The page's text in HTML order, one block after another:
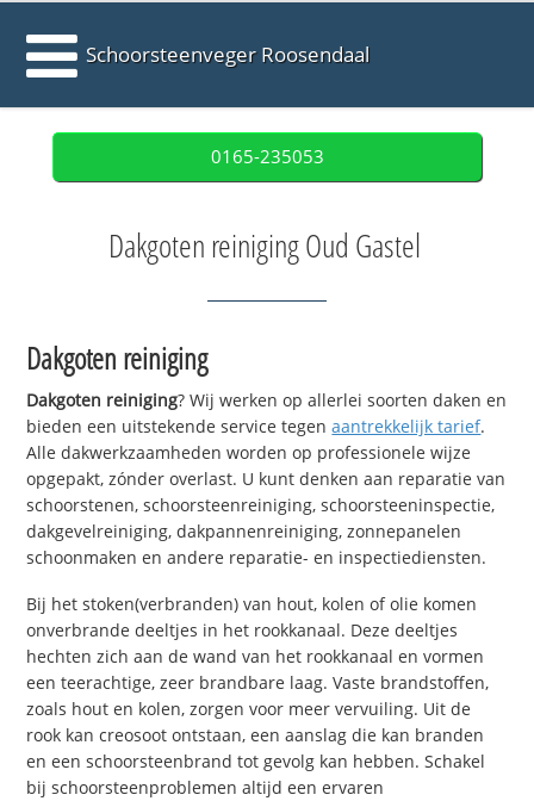
Schoorsteenveger Roosendaal
0165-235053
Dakgoten reiniging Oud Gastel
Dakgoten reiniging
Dakgoten reiniging? Wij werken op allerlei soorten daken en
bieden een uitstekende service tegenaantrekkelijk tarief.
Alle dakwerkzaamheden worden op professionele wijze
opgepakt, zónder overlast. U kunt denken aan reparatie van
schoorstenen, schoorsteenreiniging, schoorsteeninspectie,
dakgevelreiniging, dakpannenreiniging, zonnepanelen
schoonmaken en andere reparatie- en inspectiediensten.
Bij het stoken(verbranden) van hout, kolen of olie komen
onverbrande deeltjes in het rookkanaal. Deze deeltjes
hechten zich aan de wand van het rookkanaal en vormen
een teerachtige, zeer brandbare laag. Vaste brandstoffen,
zoals hout en kolen, zorgen voor meer vervuiling. Uit de
rook kan creosoot ontstaan, een aanslag die kan branden
en een schoorsteenbrand tot gevolg kan hebben. Schakel
bij schoorsteenproblemen altijd een ervaren